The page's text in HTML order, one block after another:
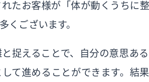
たお客様が「体が動くうちに
くございます。
捉えることで、自分の意思あ
て進めることができます。結